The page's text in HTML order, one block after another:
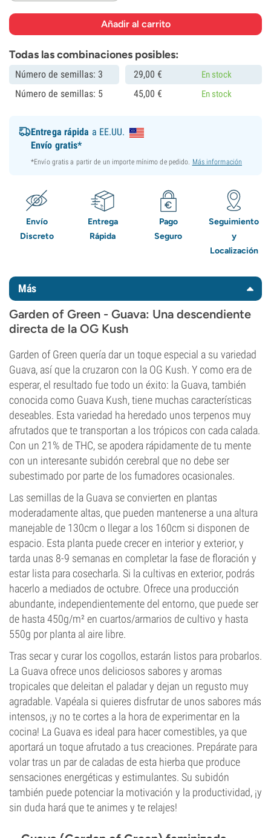
Todas las combinaciones posibles:
Número de semillas: 3 29,00 € En stock
Número de semillas: 5 45,00 € En stock
Entrega rápida a EE.UU.
Envío gratis*
*Envío gratis a partir de un importe mínimo de pedido. Más información
Envío
Discreto
Entrega
Rápida
Pago
Seguro
Seguimiento
y
Localización
Más
Garden of Green - Guava: Una descendiente
directa de la OG Kush
Garden of Green quería dar un toque especial a su variedad
Guava, así que la cruzaron con la OG Kush. Y como era de
esperar, el resultado fue todo un éxito: la Guava, también
conocida como Guava Kush, tiene muchas características
deseables. Esta variedad ha heredado unos terpenos muy
afrutados que te transportan a los trópicos con cada calada.
Con un 21% de THC, se apodera rápidamente de tu mente
con un interesante subidón cerebral que no debe ser
subestimado por parte de los fumadores ocasionales.
Las semillas de la Guava se convierten en plantas
moderadamente altas, que pueden mantenerse a una altura
manejable de 130cm o llegar a los 160cm si disponen de
espacio. Esta planta puede crecer en interior y exterior, y
tarda unas 8-9 semanas en completar la fase de floración y
estar lista para cosecharla. Si la cultivas en exterior, podrás
hacerlo a mediados de octubre. Ofrece una producción
abundante, independientemente del entorno, que puede ser
de hasta 450g/m² en cuartos/armarios de cultivo y hasta
550g por planta al aire libre.
Tras secar y curar los cogollos, estarán listos para probarlos.
La Guava ofrece unos deliciosos sabores y aromas
tropicales que deleitan el paladar y dejan un regusto muy
agradable. Vapéala si quieres disfrutar de unos sabores más
intensos, ¡y no te cortes a la hora de experimentar en la
cocina! La Guava es ideal para hacer comestibles, ya que
aportará un toque afrutado a tus creaciones. Prepárate para
volar tras un par de caladas de esta hierba que produce
sensaciones energéticas y estimulantes. Su subidón
también puede potenciar la motivación y la productividad, ¡y
sin duda hará que te animes y te relajes!